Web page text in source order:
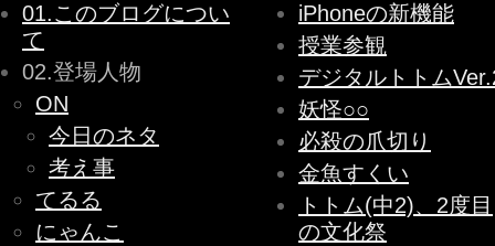
01.このブログについ
て
02.登場人物
ON
今日のネタ
考え事
てるる
にゃんこ
iPhoneの新機能
授業参観
デジタルトトム
妖怪○○
必殺の爪切り
金魚すくい
トトム(中2)、2度目
の文化祭